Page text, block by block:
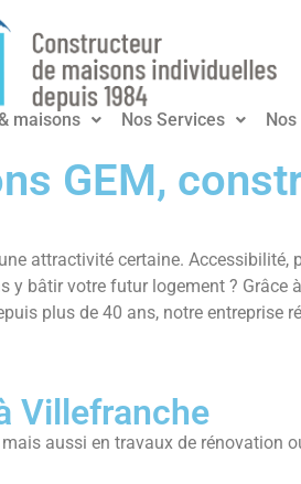
maisons Nos Services
GEM,
attractivité certaine.
y bâtir votre futur logement ? Grâce
plus de 40 ans, notre entreprise
Villefranche
aussi en travaux de rénovation